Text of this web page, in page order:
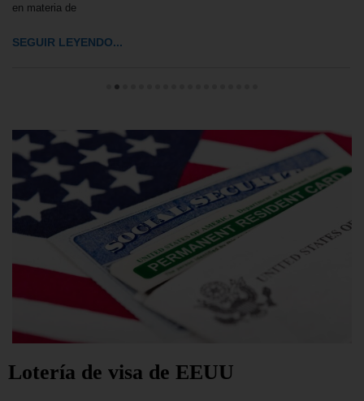
en materia de
SEGUIR LEYENDO...
Lotería de visa de EEUU